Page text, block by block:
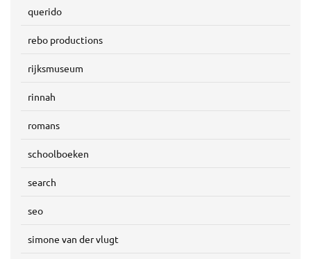
querido
rebo productions
rijksmuseum
rinnah
romans
schoolboeken
search
seo
simone van der vlugt